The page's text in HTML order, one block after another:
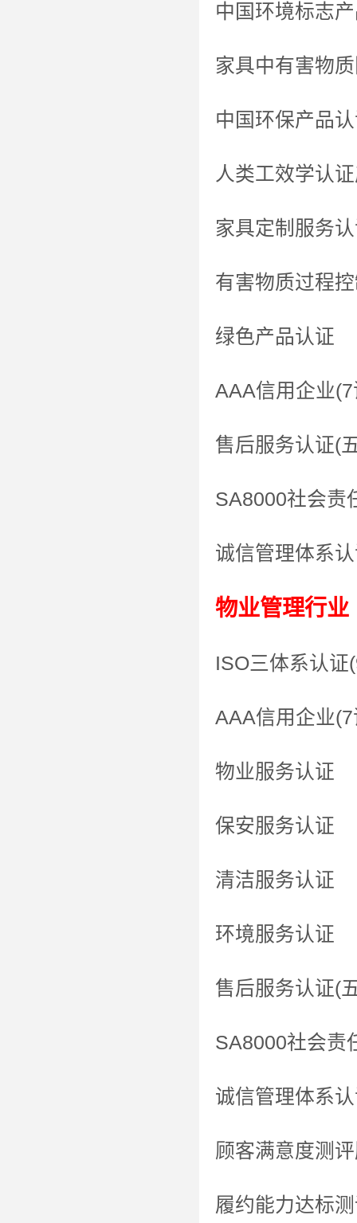
中国环境标志
家具中有害物
中国环保产品
人类工效学认
家具定制服务
有害物质过程
绿色产品认证
AAA信用企业
售后服务认证(
SA8000社会责
诚信管理体系
物业管理行业
ISO三体系认
AAA信用企业
物业服务认证
保安服务认证
清洁服务认证
环境服务认证
售后服务认证(
SA8000社会责
诚信管理体系
顾客满意度测
履约能力达标